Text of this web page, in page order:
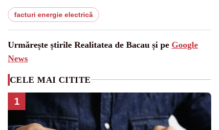
facturi energie electrică
Urmărește știrile Realitatea de Bacau și pe Google
News
CELE MAI CITITE
1